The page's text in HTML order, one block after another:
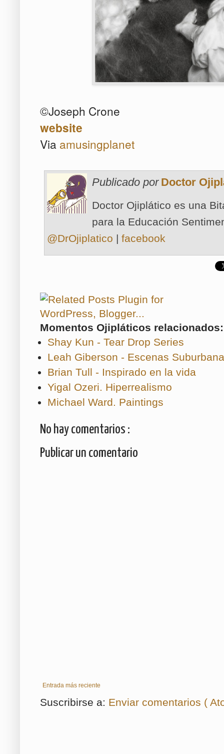
©Joseph Crone
website
Via amusingplanet
Publicado por Doctor
Doctor Ojiplático es una
para la Educación
@DrOjiplatico | facebook
Momentos Ojipláticos relacionados:
Shay Kun - Tear Drop Series
Leah Giberson - Escenas
Brian Tull - Inspirado en la vida
Yigal Ozeri. Hiperrealismo
Michael Ward. Paintings
No hay comentarios :
Publicar un comentario
Entrada más reciente
Suscribirse a: Enviar comentarios (